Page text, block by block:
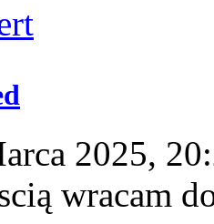
2025,
wracam